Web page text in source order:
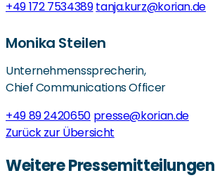
+49 172 7534389tanja.kurz@korian.de
Monika Steilen
Unternehmenssprecherin,
Chief Communications Officer
+49 89 2420650 presse@korian.de
Zurück zur Übersicht
Weitere Pressemitteilungen